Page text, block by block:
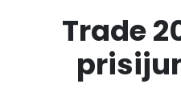
Trade